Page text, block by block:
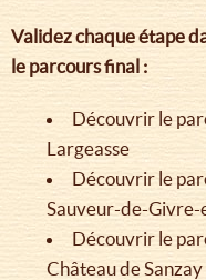
Validez chaque étape
le parcours final :
Découvrir le
Largeasse
Découvrir le
Sauveur-de-
Découvrir le
Château de Sanzay